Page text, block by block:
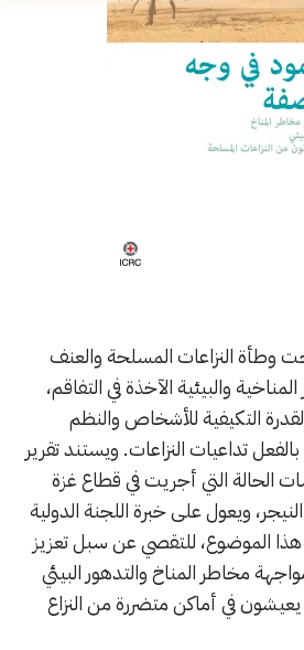
تحت وطأة النزاعات المسلحة والعنف
والبيئية الآخذة في التفاقم،
التكيفية للأشخاص والنظم
تداعيات النزاعات. ويستند تقرير
الحالة التي أجريت في قطاع غزة
ويعول على خبرة اللجنة الدولية
هذا الموضوع، للتقصي عن سبل تعزيز
مخاطر المناخ والتدهور البيئي
يعيشون في أماكن متضررة من النزاع